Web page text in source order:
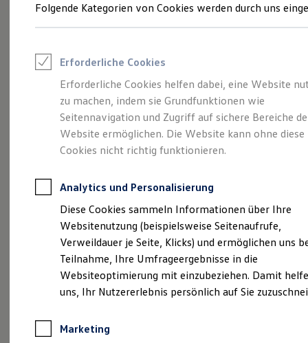
Junge Gebrauchtwagen und Gebrauchtwagen
Saisonangebote
Leasing
Leasing-Angebote
Gebrauchtwagen Leasing
Junge Gebrauchtwagen-Leasing
Elektroauto Leasing
Kleinwagen-Leasing
Leasing ohne Anzahlung
Autokredit mit Schlussrate
Versicherungen und Garantien
Kfz-Versicherung
Restschuldversicherungen
Garantien
Wartungsverträge
Geschäftskunden
Professional Class bei Volkswagen
Großkunden
Behörden
Anpfiff zum Gewinn
Mehr PS für Deine
Karriere!
Folgende Kategorien von Cookies werden durch uns
Erforderliche Cookies
Erforderliche Cookies helfen dabei, eine Website
zu machen, indem sie Grundfunktionen wie
Seitennavigation und Zugriff auf sichere Bereiche
Website ermöglichen. Die Website kann ohne diese
Cookies nicht richtig funktionieren.
Analytics und Personalisierung
Diese Cookies sammeln Informationen über Ihre
Websitenutzung (beispielsweise Seitenaufrufe,
Verweildauer je Seite, Klicks) und ermöglichen uns
Teilnahme, Ihre Umfrageergebnisse in die
Websiteoptimierung mit einzubeziehen. Damit
uns, Ihr Nutzererlebnis persönlich auf Sie
Marketing